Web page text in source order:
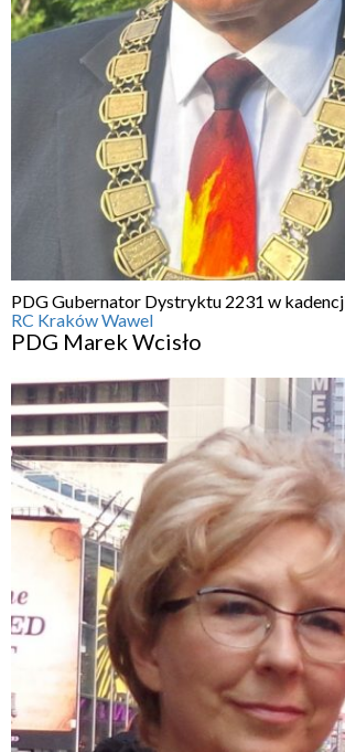
PDG Gubernator Dystryktu 2231 w
RC Kraków Wawel
PDG Marek Wcisło